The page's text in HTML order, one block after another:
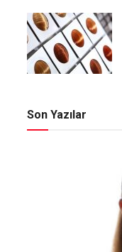
Son Yazılar